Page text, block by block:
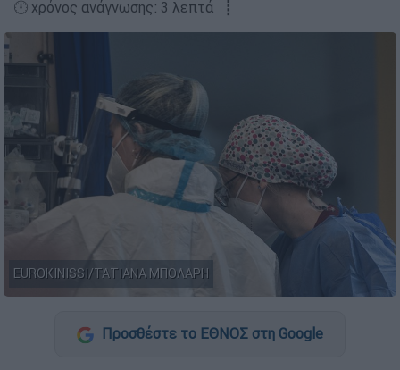
🕛 χρόνος ανάγνωσης: 3 λεπτά ┋
EUROKINISSI/ΤΑΤΙΑΝΑ ΜΠΟΛΑΡΗ
Προσθέστε το ΕΘΝΟΣ στη Google